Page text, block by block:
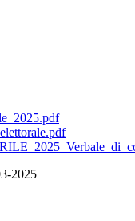
2025